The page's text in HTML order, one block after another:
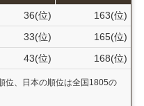
36(位)
163(位)
33(位)
165(位)
43(位) 168(位)
位、日本の順位は全国1805の